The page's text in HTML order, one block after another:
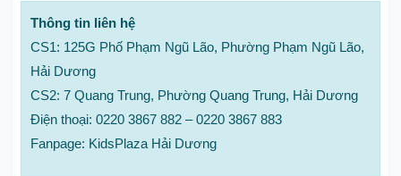
Thông tin liên hệ
CS1: 125G Phố Phạm Ngũ Lão, Phường Phạm Ngũ Lão,
Hải Dương
CS2: 7 Quang Trung, Phường Quang Trung, Hải Dương
Điện thoại: 0220 3867 882 – 0220 3867 883
Fanpage: KidsPlaza Hải Dương